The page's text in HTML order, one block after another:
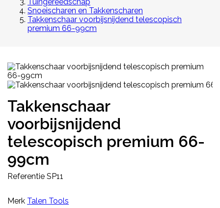
Snoeischaren en Takkenscharen
Takkenschaar voorbijsnijdend telescopisch
premium 66-99cm
Takkenschaar
voorbijsnijdend
telescopisch premium 66-
99cm
Referentie SP11
Merk Talen Tools